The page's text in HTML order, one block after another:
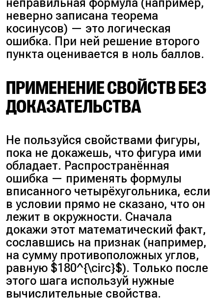
$CD$, значит $CF = 10$.
Отрезки $BE$ и $BF$ равны
друг другу, обозначим их длину
за $x$.
Шаг 3. Выразим стороны
прямоугольного треугольника
$ABC$. Катет $AC$ равен сумме
Катет $AB$ равен сумме $AE$ и
$EB$: $x + 2$. Гипотенуза $BC$
равна сумме $BF$ и $FC$: $x +
10$.
Шаг 4. Применим теорему
Пифагора, чтобы найти сторону
$x$. Квадрат гипотенузы равен
сумме квадратов катетов:
$(x + 10)^2 = 12^2 + (x + 2)^2$,
$x^2 + 20x + 100 = 144 + x^2 + 4x +
4$,
$20x-4x = 148-100$,
разности $AF$ и $AD$.
Получаем: $DF = 9-8 = 1$.
Шаг 5. Рассмотрим вторую пару
$BCE$ и $FDE$ подобны по
двум углам (как вертикальные
при вершине $E$ и накрест
Шаг 6 . Запишем отношение
соответствующих сторон.
Стороны соотносятся как
$\dfrac{CE}{DE} = \dfrac{BC}
{FD}$. Подставим найденные
значения: $BC = 6, \, FD = 1$.
Следовательно, $\dfrac{CE}{DE}
= \dfrac{6}{1}$. Доказано.
неправильная формула (например,
неверно записана теорема
косинусов) — это логическая
ошибка. При ней решение второго
пункта оценивается в ноль баллов.
ПРИМЕНЕНИЕ СВОЙСТВ БЕЗ
ДОКАЗАТЕЛЬСТВА
Не пользуйся свойствами фигуры,
пока не докажешь, что фигура ими
обладает. Распространённая
ошибка — применять формулы
вписанного четырёхугольника, если
в условии прямо не сказано, что он
лежит в окружности. Сначала
докажи этот математический факт,
сославшись на признак (например,
на сумму противоположных углов,
равную $180^{\circ}$). Только после
этого шага используй нужные
вычислительные свойства.